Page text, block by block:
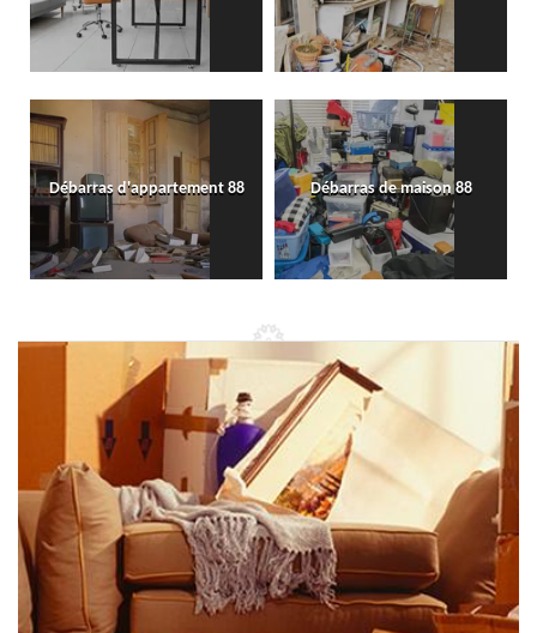
Débarras d'appartement 88 Débarras de maison 88